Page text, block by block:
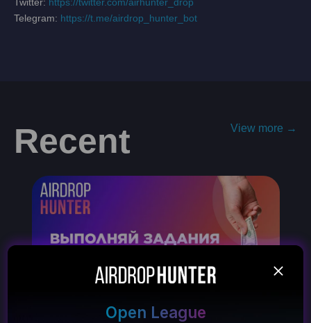
Telegram: https://t.me/airdrop_hunter_bot
Recent View more →
Open League